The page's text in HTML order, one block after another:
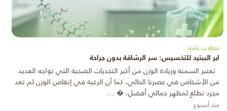
مقالات عامة
ابر الببتيد للتخسيس: سر الرشاقة بدون جراحة
تعتبر السمنة وزيادة الوزن من أكبر التحديات الصحية التي تواجه العديد
من الأشخاص في عصرنا الحالي، كما أن الرغبة في إنقاص الوزن لم تعد
مجرد تطلع لمظهر جمالي أفضل، � ...
منذ أسبوع